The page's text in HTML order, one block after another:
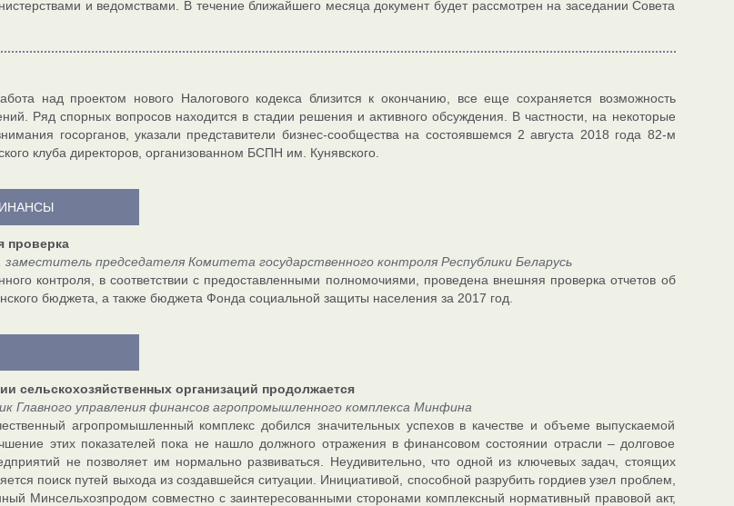
и ведомствами. В течение ближайшего месяца документ будет рассмотрен на заседании Совета
над проектом нового Налогового кодекса близится к окончанию, все еще сохраняется возможность
Ряд спорных вопросов находится в стадии решения и активного обсуждения. В частности, на некоторые
госорганов, указали представители бизнес-сообщества на состоявшемся 2 августа 2018 года 82-м
клуба директоров, организованном БСПН им. Кунявского.
проверка
председателя Комитета государственного контроля Республики Беларусь
контроля, в соответствии с предоставленными полномочиями, проведена внешняя проверка отчетов об
бюджета, а также бюджета Фонда социальной защиты населения за 2017 год.
сельскохозяйственных организаций продолжается
Главного управления финансов агропромышленного комплекса Минфина
агропромышленный комплекс добился значительных успехов в качестве и объеме выпускаемой
этих показателей пока не нашло должного отражения в финансовом состоянии отрасли – долговое
не позволяет им нормально развиваться. Неудивительно, что одной из ключевых задач, стоящих
поиск путей выхода из создавшейся ситуации. Инициативой, способной разрубить гордиев узел проблем,
Минсельхозпродом совместно с заинтересованными сторонами комплексный нормативный правовой акт,